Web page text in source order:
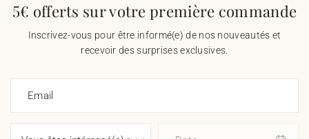
5€ offerts sur votre première commande
Inscrivez-vous pour être informé(e) de nos nouveautés et
recevoir des surprises exclusives.
Email